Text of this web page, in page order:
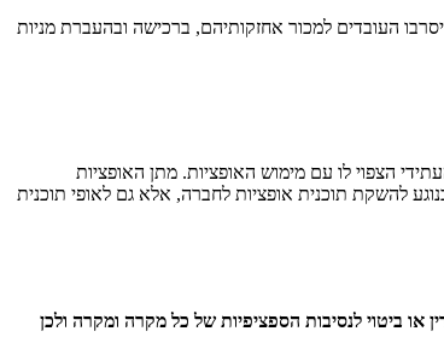
העובדים למכור אחזקותיהם, ברכישה ובהעברת מניות
הצפוי לו עם מימוש האופציות. מתן האופציות
להשקת תוכנית אופציות לחברה, אלא גם לאופי תוכנית
או ביטוי לנסיבות הספציפיות של כל מקרה ומקרה ולכן